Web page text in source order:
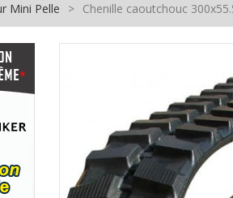
Mini Pelle > Chenille caoutchouc